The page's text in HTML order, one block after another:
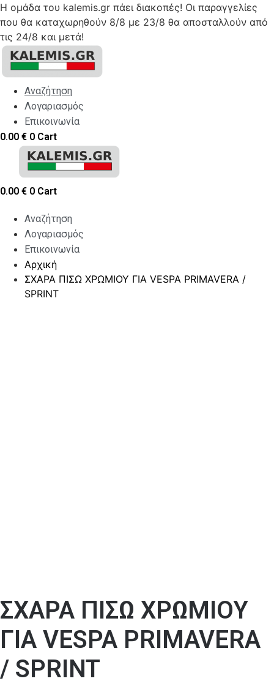
Η ομάδα του kalemis.gr πάει διακοπές! Οι παραγγελίες
που θα καταχωρηθούν 8/8 με 23/8 θα αποσταλλούν από
τις 24/8 και μετά!
Skip
content
Αναζήτηση
Λογαριασμός
Επικοινωνία
0.00 € 0 Cart
0.00 € 0 Cart
Αναζήτηση
Λογαριασμός
Επικοινωνία
Αρχική
ΣΧΑΡΑ ΠΙΣΩ ΧΡΩΜΙΟΥ ΓΙΑ VESPA PRIMAVERA /
SPRINT
ΣΧΑΡΑ ΠΙΣΩ ΧΡΩΜΙΟΥ
ΓΙΑ VESPA PRIMAVERA
/ SPRINT